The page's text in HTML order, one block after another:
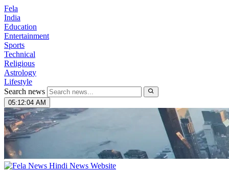
Fela
India
Education
Entertainment
Sports
Technical
Religious
Astrology
Lifestyle
Search news
05:12:05 AM